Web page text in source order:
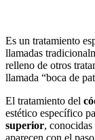
Es un tratamiento
llamadas
relleno de otros
llamada “boca de
El tratamiento del
estético específico
superior,